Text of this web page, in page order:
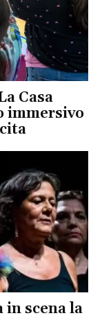
Casa
immersivo
in scena la